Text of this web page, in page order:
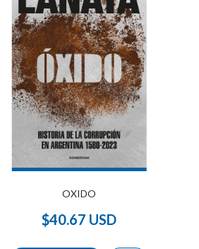
OXIDO
$40.67 USD